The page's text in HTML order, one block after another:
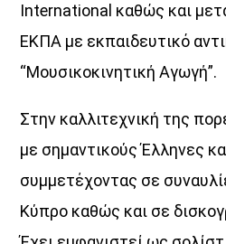
International καθώς και
ΕΚΠΑ με εκπαιδευτικό
“Μουσικοκινητική Αγωγή”.
Στην καλλιτεχνική της
με σημαντικούς Έλληνες
συμμετέχοντας σε
Κύπρο καθώς και σε